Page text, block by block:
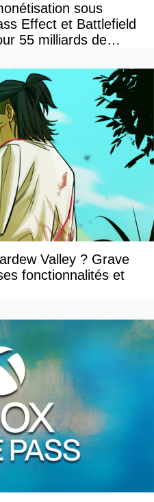
sous
Effect et Battlefield
55 milliards de
Valley ? Grave
fonctionnalités et